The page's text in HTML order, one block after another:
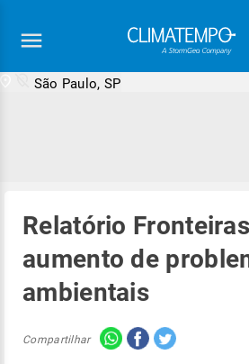
São Paulo, SP
Relatório
aumento de
ambientais
Compartilhar